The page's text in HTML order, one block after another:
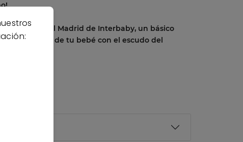
de baño Real Madrid de Interbaby, un básico
diario de tu bebé con el escudo del